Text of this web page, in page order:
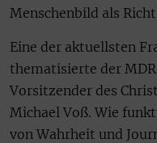
Menschenbild als
Eine der aktuellsten
thematisierte der
Vorsitzender des
Michael Voß. Wie
von Wahrheit und